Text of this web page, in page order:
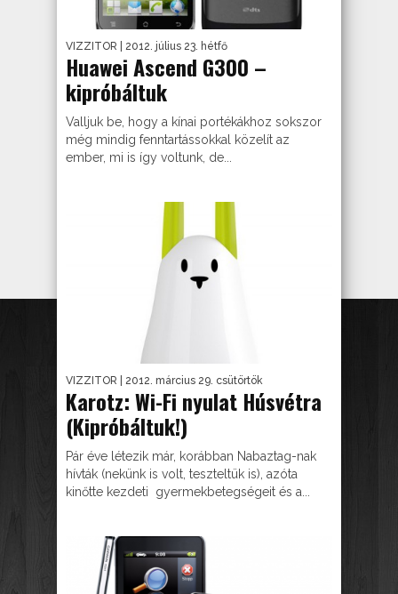
VIZZITOR | 2012. július 23. hétfő
Huawei Ascend G300 –
kipróbáltuk
Valljuk be, hogy a kínai portékákhoz sokszor
még mindig fenntartássokkal közelít az
ember, mi is így voltunk, de...
VIZZITOR | 2012. március 29. csütörtök
Karotz: Wi-Fi nyulat Húsvétra
(Kipróbáltuk!)
Pár éve létezik már, korábban Nabaztag-nak
hívták (nekünk is volt, teszteltük is), azóta
kinőtte kezdeti gyermekbetegségeit és a...